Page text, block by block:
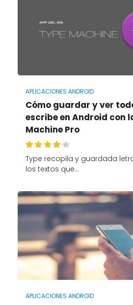
APLICACIONES ANDROID
Cómo guardar y ver
escribe en Android con
Machine Pro
Type recopila y guardada
los textos que…
APLICACIONES ANDROID